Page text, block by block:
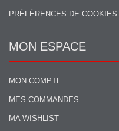
PRÉFÉRENCES DE COOKIES
MON ESPACE
MON COMPTE
MES COMMANDES
MA WISHLIST